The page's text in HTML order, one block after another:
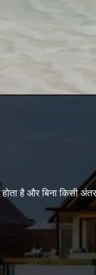
है और बिना किसी अंतर